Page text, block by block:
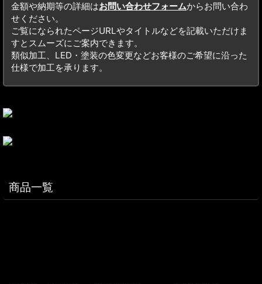
金額や納期等の詳細はお問い合わせフォームからお問い合わ
せください。
ご覧になられたページURLやタイトルなどを記載いただけま
すとスムーズにご案内できます。
類似加工、LED・塗装の色変更などお客様のご希望に沿った
仕様で加工を承ります。
商品一覧